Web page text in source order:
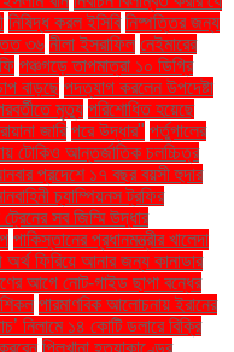
নিষিদ্ধ করল ইসিবি নিষ্পত্তির জন্য
৩৬ নীলা ইসরাফিল নেইমারের
পঞ্চগড়ে তাপমাত্রা ১০ ডিগ্রি
বাড়ছে পদত্যাগ করলেন উপদেষ্টা
মৃত্যু পরিশোধিত হয়েছে
জারি পরে উদ্ধার" পর্তুগালের
টোকিও আন্তর্জাতিক চলচ্চিত্র
প্রদেশে ১৭ বছর বয়সী হুদার
চ্যাম্পিয়নস ট্রফির
সব জিম্মি উদ্ধার
পাকিস্তানের প্রধানমন্ত্রীর খালেদা
অর্থ ফিরিয়ে আনার জন্য কানাডার
আগে নোট-গাইড ছাপা বন্ধের
পারমাণবিক আলোচনায় ইরানের
নিলামে ১৪ কোটি ডলারে বিক্রি
পিলখানা হত্যাকাণ্ডের